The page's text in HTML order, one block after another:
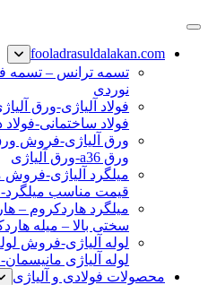
پرش
محتوا
نبشی فولادی-ناودانی فولادی-
fooladrasuldalakan.com
تسمه ترانس – تسمه
نوردی
فولاد آلیاژی-ورق
فولاد ساختمانی-فولاد
ورق a36-ورق آلیاژی
میلگرد آلیاژی-فروش
قیمت مناسب میلگرد-
میلگرد هاردکروم –
سختی بالا – میله
لوله آلیاژی-فروش
لوله آلیاژی مانیسمان-
محصولات فولادی و آلیاژی